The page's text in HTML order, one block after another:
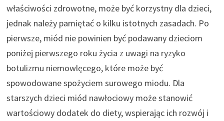
właściwości zdrowotne, może być korzystny dla dzieci,
jednak należy pamiętać o kilku istotnych zasadach. Po
pierwsze, miód nie powinien być podawany dzieciom
poniżej pierwszego roku życia z uwagi na ryzyko
botulizmu niemowlęcego, które może być
spowodowane spożyciem surowego miodu. Dla
starszych dzieci miód nawłociowy może stanowić
wartościowy dodatek do diety, wspierając ich rozwój i